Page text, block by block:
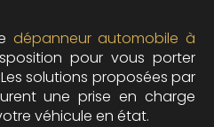
dépanneur automobile à
pour vous porter
solutions proposées par
une prise en charge
véhicule en état.